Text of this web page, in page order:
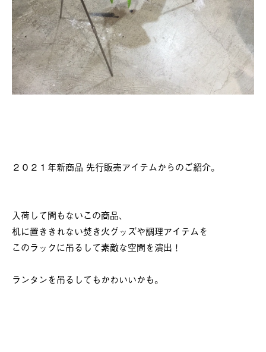
２０２１年新商品 先行販売アイテムからのご紹介。
入荷して間もないこの商品、
机に置ききれない焚き火グッズや調理アイテムを
このラックに吊るして素敵な空間を演出！
ランタンを吊るしてもかわいいかも。